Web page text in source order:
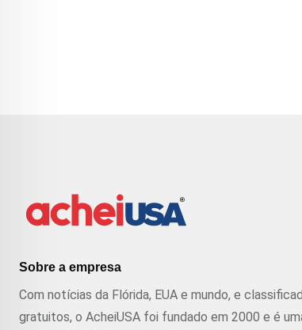
Sobre a empresa
Com notícias da Flórida, EUA e mundo, e
gratuitos, o AcheiUSA foi fundado em 2000 e é